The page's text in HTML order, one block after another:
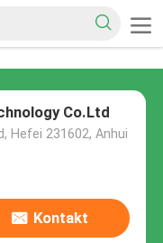
Co.Ltd
Hefei 231602, Anhui
Kontakt